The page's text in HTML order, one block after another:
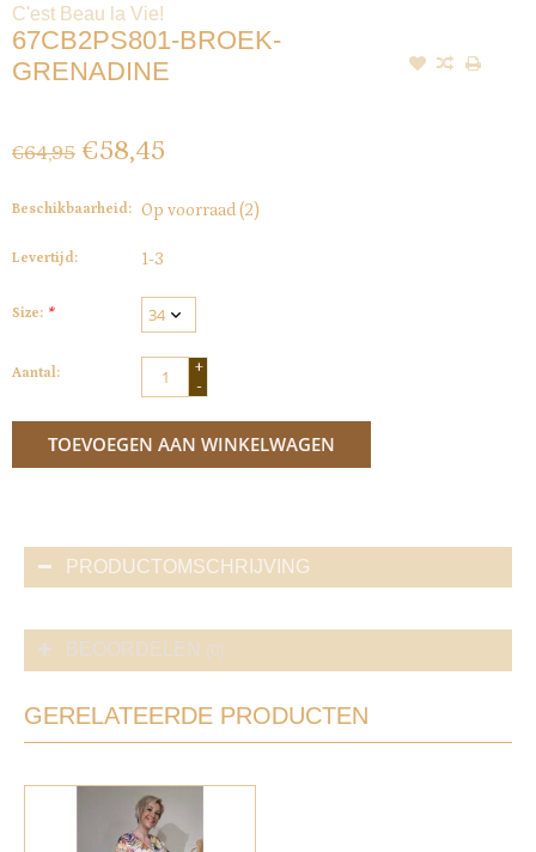
C'est Beau la Vie!
67CB2PS801-BROEK-
GRENADINE
€64,95 €58,45
Beschikbaarheid: Op voorraad(2)
Levertijd: 1-3
Size: *
Aantal:
+
-
TOEVOEGEN AAN WINKELWAGEN
PRODUCTOMSCHRIJVING
BEOORDELEN (0)
GERELATEERDE PRODUCTEN